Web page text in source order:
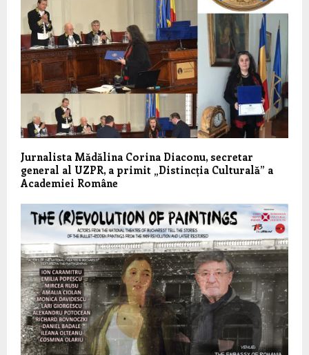
Jurnalista Mădălina Corina Diaconu, secretar
general al UZPR, a primit „Distincția Culturală” a
Academiei Române